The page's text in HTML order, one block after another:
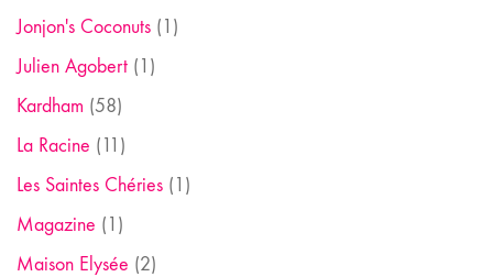
Jonjon's Coconuts (1)
Julien Agobert (1)
Kardham (58)
La Racine (11)
Les Saintes Chéries (1)
Magazine (1)
Maison Elysée (2)